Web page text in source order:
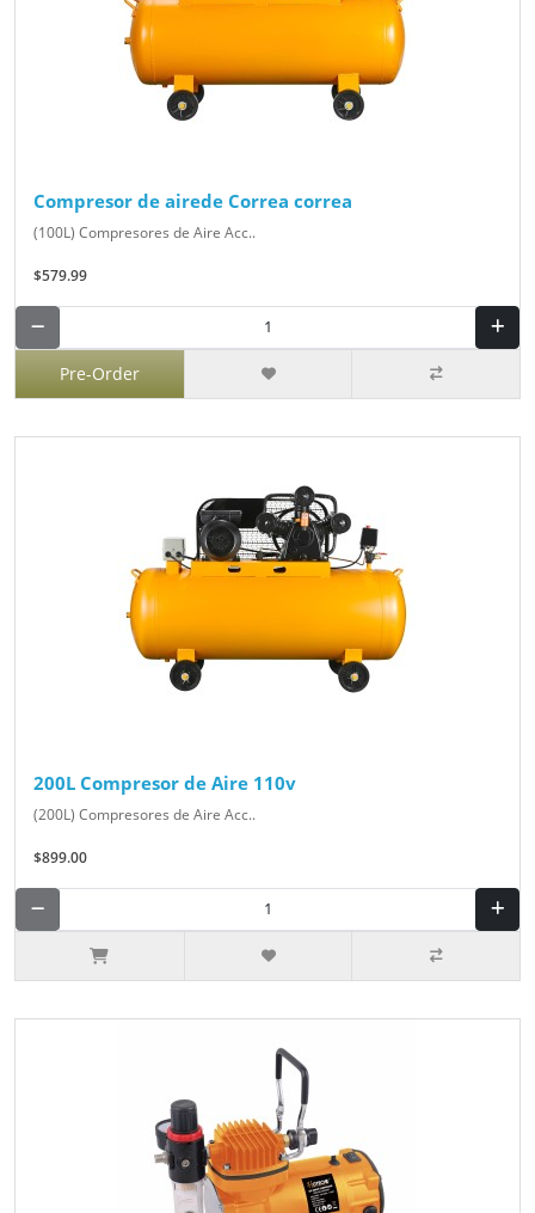
Compresor de airede Correa correa
(100L) Compresores de Aire Acc..
$579.99
Pre-Order
200L Compresor de Aire 110v
(200L) Compresores de Aire Acc..
$899.00